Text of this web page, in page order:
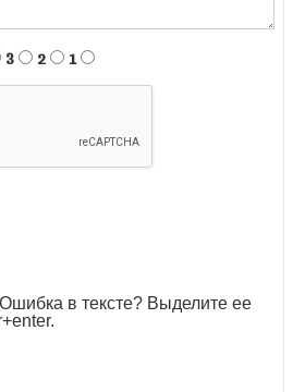
3 2 1
в тексте? Выделите ее